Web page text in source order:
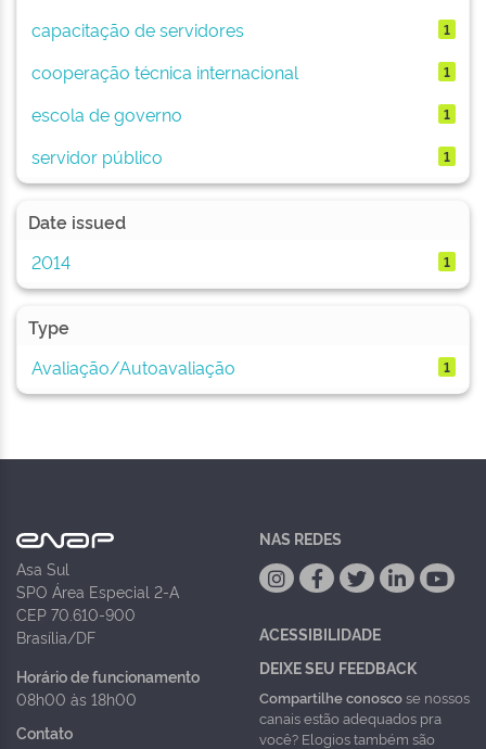
capacitação de servidores 1
cooperação técnica internacional 1
escola de governo 1
servidor público 1
Date issued
2014
1
Type
Avaliação/Autoavaliação
1
Asa Sul
SPO Área Especial 2-A
CEP 70.610-900
Brasília/DF
Horário de funcionamento
08h00 às 18h00
Contato
NAS REDES
ACESSIBILIDADE
DEIXE SEU FEEDBACK
Compartilhe conoscose nossos
canais estão adequados pra
você? Elogios também são